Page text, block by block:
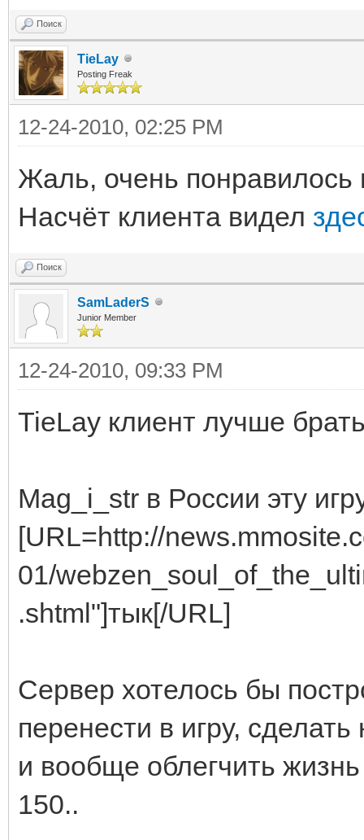
Поиск
TieLay
Posting Freak
12-24-2010, 02:25 PM
Жаль, очень понравилось
Насчёт клиента видел
Поиск
SamLaderS
Junior Member
12-24-2010, 09:33 PM
TieLay клиент лучше
Mag_i_str в России эту
[URL=http://
01/
.shtml"]тык[/URL]
Сервер хотелось бы
перенести в игру,
и вообще облегчить
150..